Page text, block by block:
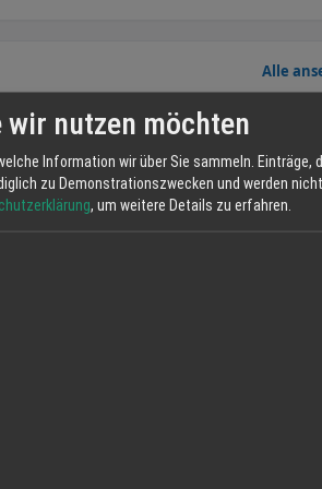
Alle
Angebot
nutzen möchten
Information wir über Sie sammeln. Einträge,
zu Demonstrationszwecken und werden
, um weitere Details zu erfahren.